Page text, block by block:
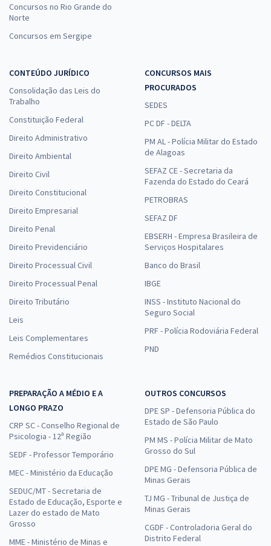
Concursos no Rio Grande do
Norte
Concursos em Sergipe
CONTEÚDO JURÍDICO
Consolidação das Leis do
Trabalho
Constituição Federal
Direito Administrativo
Direito Ambiental
Direito Civil
Direito Constitucional
Direito Empresarial
Direito Penal
Direito Previdenciário
Direito Processual Civil
Direito Processual Penal
Direito Tributário
Leis
Leis Complementares
Remédios Constitucionais
CONCURSOS MAIS
PROCURADOS
SEDES
PC DF - DELTA
PM AL - Polícia Militar do Estado
de Alagoas
SEFAZ CE - Secretaria da
Fazenda do Estado do Ceará
PETROBRAS
SEFAZ DF
EBSERH - Empresa Brasileira de
Serviços Hospitalares
Banco do Brasil
IBGE
INSS - Instituto Nacional do
Seguro Social
PRF - Polícia Rodoviária Federal
PND
PREPARAÇÃO A MÉDIO E A
LONGO PRAZO
CRP SC - Conselho Regional de
Psicologia - 12ª Região
SEDF - Professor Temporário
MEC - Ministério da Educação
SEDUC/MT - Secretaria de
Estado de Educação, Esporte e
Lazer do estado de Mato
Grosso
MME - Ministério de Minas e
OUTROS CONCURSOS
DPE SP - Defensoria Pública do
Estado de São Paulo
PM MS - Polícia Militar de Mato
Grosso do Sul
DPE MG - Defensoria Pública de
Minas Gerais
TJ MG - Tribunal de Justiça de
Minas Gerais
CGDF - Controladoria Geral do
Distrito Federal